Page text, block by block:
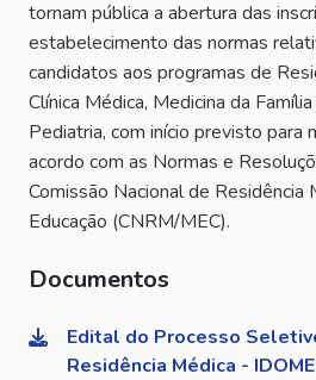
tornam pública a abertura das
estabelecimento das normas
candidatos aos programas de
Clínica Médica, Medicina da
Pediatria, com início previsto para
acordo com as Normas e
Comissão Nacional de Residência
Educação (CNRM/MEC).
Documentos
Edital do Processo
Residência Médica -